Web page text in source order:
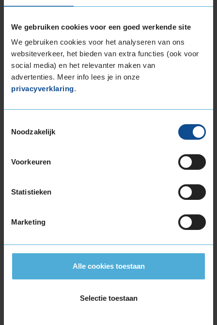
We gebruiken cookies voor een goed werkende site
We gebruiken cookies voor het analyseren van ons
websiteverkeer, het bieden van extra functies (ook voor
social media) en het relevanter maken van
advertenties. Meer info lees je in onze
privacyverklaring.
Noodzakelijk
Voorkeuren
Statistieken
Marketing
Alle cookies toestaan
Selectie toestaan
225/45R17 94W EXTRALOAD RUNFLAT
225/50R17 98W EXTRALOAD RUNFLAT
225/55R17 101W EXTRALOAD
225/55R17 101Y EXTRALOAD
225/55R17 97T EXTRALOAD
225/60R17 103V EXTRALOAD
225/65R17 106V EXTRALOAD
235/55R17 103Y EXTRALOAD
245/45R17 99Y EXTRALOAD
245/55R17 106H EXTRALOAD
195/55R18 93H EXTRALOAD
215/45R18 93Y EXTRALOAD